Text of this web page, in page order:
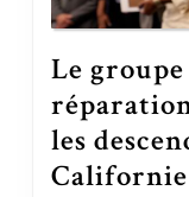
Le
les
Californie